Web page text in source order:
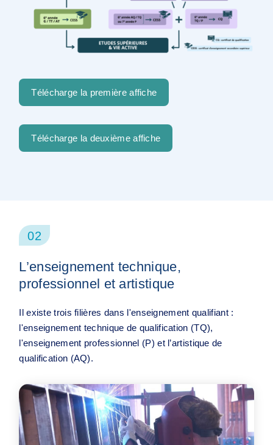
Télécharge la première affiche
Télécharge la deuxième affiche
02
L’enseignement technique,
professionnel et artistique
Il existe trois filières dans l'enseignement qualifiant :
l'enseignement technique de qualification (TQ),
l'enseignement professionnel (P) et l’artistique de
qualification (AQ).